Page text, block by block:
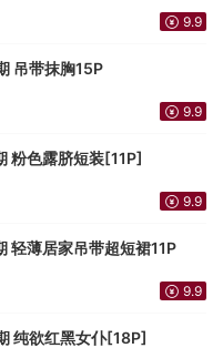
9.9
吊带抹胸15P
9.9
粉色露脐短装[11P]
9.9
轻薄居家吊带超短裙11P
9.9
纯欲红黑女仆[18P]